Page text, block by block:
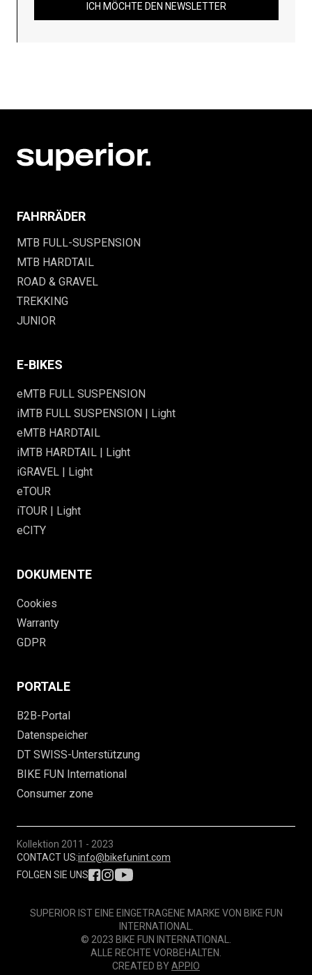
ICH MÖCHTE DEN NEWSLETTER
FAHRRÄDER
MTB FULL-SUSPENSION
MTB HARDTAIL
ROAD & GRAVEL
TREKKING
JUNIOR
E-BIKES
eMTB FULL SUSPENSION
iMTB FULL SUSPENSION | Light
eMTB HARDTAIL
iMTB HARDTAIL | Light
iGRAVEL | Light
eTOUR
iTOUR | Light
eCITY
DOKUMENTE
Cookies
Warranty
GDPR
PORTALE
B2B-Portal
Datenspeicher
DT SWISS-Unterstützung
BIKE FUN International
Consumer zone
Kollektion 2011 - 2023
CONTACT US:info@bikefunint.com
FOLGEN SIE UNS
SUPERIOR IST EINE EINGETRAGENE MARKE VON BIKE FUN
INTERNATIONAL.
© 2023 BIKE FUN INTERNATIONAL.
ALLE RECHTE VORBEHALTEN.
CREATED BYAPPIO